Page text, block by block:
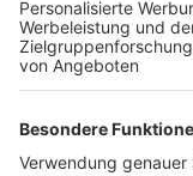
der Stadt
wie alle Kunden